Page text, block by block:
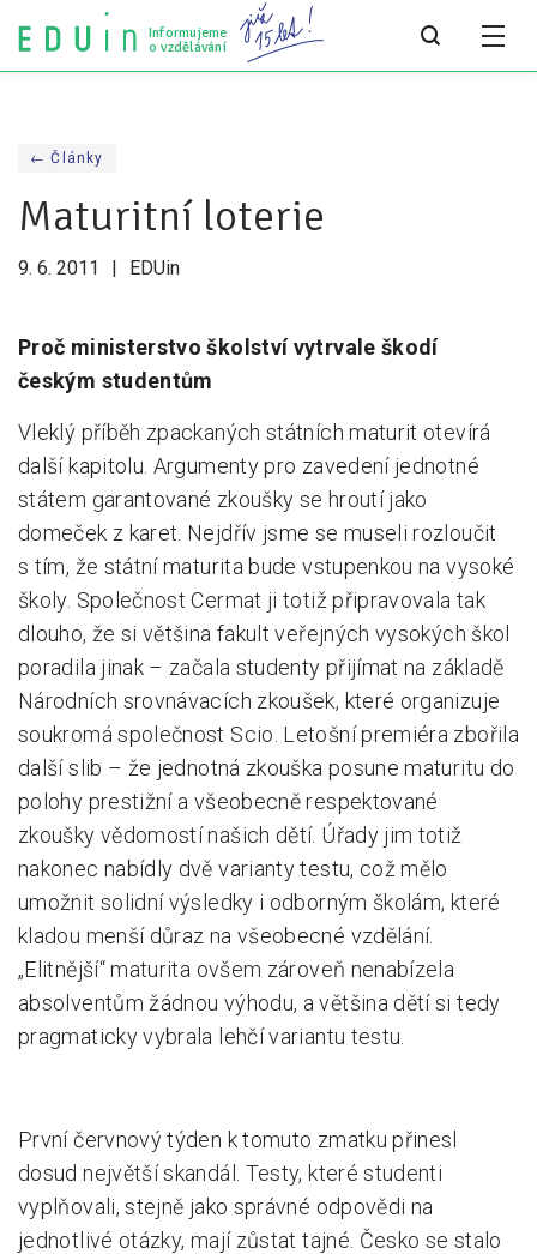
Informujeme
o vzdělávání
Všechny články
Všechny články
Audit vzdělávacího systému
Všechny analýzy
Pro média
Tiskové zprávy
Pro média
Pro zřizovatele
Konference Lepší škola
Kápézetka - průvodce pro zřizovatele
Klub zřizovatelů
O nás
O nás
Partneři a dárci
Kontakty
← Články
Maturitní loterie
9. 6. 2011 EDUin
Proč ministerstvo školství vytrvale škodí
českým studentům
Vleklý příběh zpackaných státních maturit otevírá
další kapitolu. Argumenty pro zavedení jednotné
státem garantované zkoušky se hroutí jako
domeček z karet. Nejdřív jsme se museli rozloučit
s tím, že státní maturita bude vstupenkou na vysoké
školy. Společnost Cermat ji totiž připravovala tak
dlouho, že si většina fakult veřejných vysokých škol
poradila jinak – začala studenty přijímat na základě
Národních srovnávacích zkoušek, které organizuje
soukromá společnost Scio. Letošní premiéra zbořila
další slib – že jednotná zkouška posune maturitu do
polohy prestižní a všeobecně respektované
zkoušky vědomostí našich dětí. Úřady jim totiž
nakonec nabídly dvě varianty testu, což mělo
umožnit solidní výsledky i odborným školám, které
kladou menší důraz na všeobecné vzdělání.
„Elitnější“ maturita ovšem zároveň nenabízela
absolventům žádnou výhodu, a většina dětí si tedy
pragmaticky vybrala lehčí variantu testu.
První červnový týden k tomuto zmatku přinesl
dosud největší skandál. Testy, které studenti
vyplňovali, stejně jako správné odpovědi na
jednotlivé otázky, mají zůstat tajné. Česko se stalo